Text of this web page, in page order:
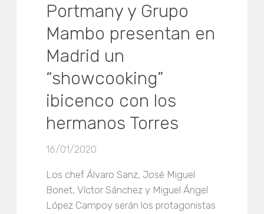
Portmany y Grupo
Mambo presentan en
Madrid un
“showcooking”
ibicenco con los
hermanos Torres
16/01/2020
Los chef Álvaro Sanz, José Miguel
Bonet, Víctor Sánchez y Miguel Ángel
López Campoy serán los protagonistas